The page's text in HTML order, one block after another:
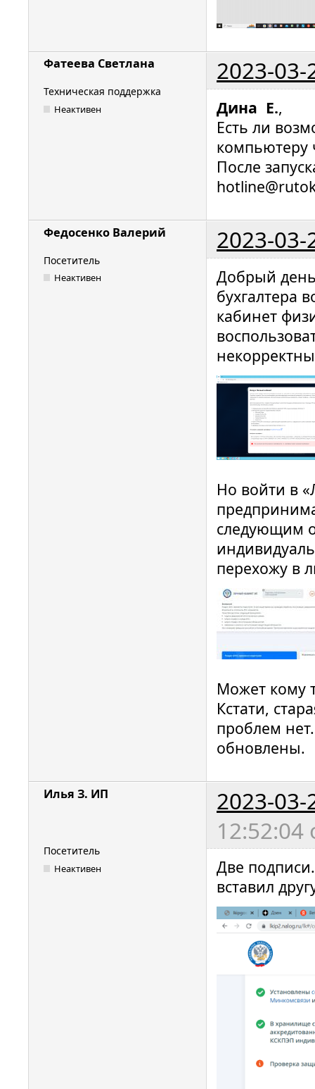
Фатеева Светлана 2023-03-
Техническая поддержка
Неактивен Дина Е.,
Есть ли
компьютеру
После
Федосенко Валерий 2023-03-
Посетитель
Неактивен
Добрый
бухгалтера
кабинет
Но войти в
следующим
перехожу в
Может кому
Кстати,
проблем
обновлены.
Илья З. ИП
2023-03-
Посетитель
Неактивен
Две
вставил